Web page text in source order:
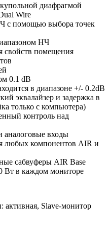
диафрагмой
Wire
с помощью выбора точек
НЧ
свойств помещения
0.1 dB
в диапазоне +/- 0.2dB
эквалайзер и задержка в
только с компьютера)
контроль над
входы
любых компонентов AIR и
сабвуферы AIR Base
Вт в каждом мониторе
активная, Slave-монитор